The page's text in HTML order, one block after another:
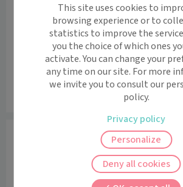
Leaflet
Le DR Cedric LABEAU vous reçoit
22 bis Place Cardinal Grente 50410
Normandie uniquement sur rendez-
This site uses cookies to
browsing experience or to
statistics to improve the
you the choice of which ones
activate. You can change your
any time on our site. For more
we invite you to consult our
policy.
Deny all cookies
Personalize
Privacy policy